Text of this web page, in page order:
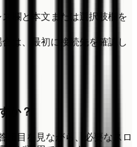
ス欄と本文または選択肢欄を
合は、最初に接続先を確認し
か？
項目を見ながら、必要なスロ